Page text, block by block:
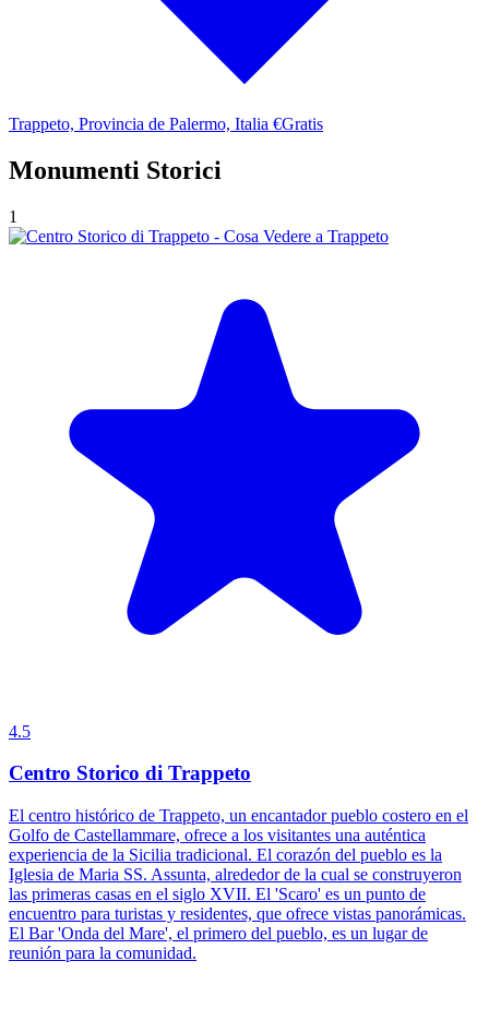
Trappeto, Provincia de Palermo, Italia €Gratis
Monumenti Storici
1
4.5
Centro Storico di Trappeto
El centro histórico de Trappeto, un encantador pueblo costero en el
Golfo de Castellammare, ofrece a los visitantes una auténtica
experiencia de la Sicilia tradicional. El corazón del pueblo es la
Iglesia de Maria SS. Assunta, alrededor de la cual se construyeron
las primeras casas en el siglo XVII. El 'Scaro' es un punto de
encuentro para turistas y residentes, que ofrece vistas panorámicas.
El Bar 'Onda del Mare', el primero del pueblo, es un lugar de
reunión para la comunidad.